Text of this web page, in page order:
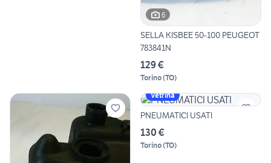
6
SELLA KISBEE 50-100 PEUGEOT
783841N
129 €
Torino(TO)
Vetrina
PNEUMATICI USATI
130 €
Torino(TO)